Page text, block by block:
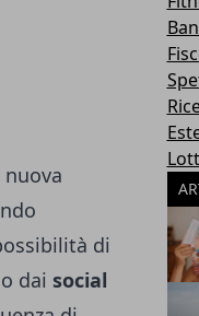
di
dai social